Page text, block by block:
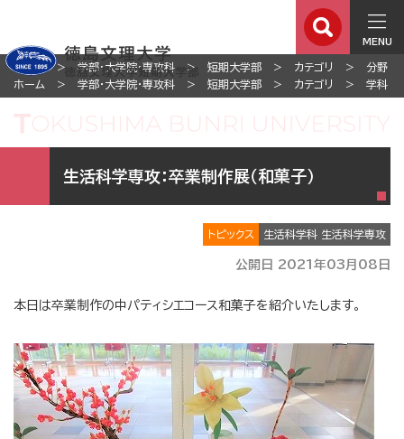
MENU
ホーム 学部・大学院・専攻科 短期大学部 カテゴリ
分野
ホーム
学部・大学院・専攻科 短期大学部 カテゴリ 学科
生活科学専攻：卒業制作展（和菓子）
トピックス 生活科学科 生活科学専攻
公開日 2021年03月08日
本日は卒業制作の中パティシエコース和菓子を紹介いたします。